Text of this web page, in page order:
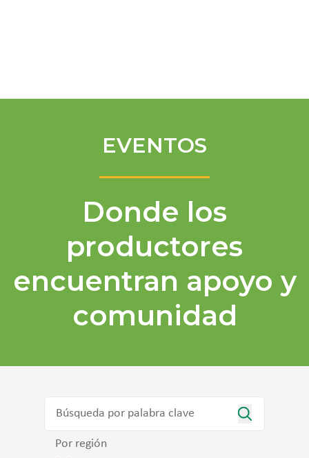
EVENTOS
Donde los
productores
encuentran apoyo y
comunidad
Por región